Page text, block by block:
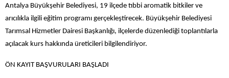
Antalya Büyükşehir Belediyesi, 19 ilçede tıbbi aromatik bitkiler ve
arıcılıkla ilgili eğitim programı gerçekleştirecek. Büyükşehir Belediyesi
Tarımsal Hizmetler Dairesi Başkanlığı, ilçelerde düzenlediği toplantılarla
açılacak kurs hakkında üreticileri bilgilendiriyor.
ÖN KAYIT BAŞVURULARI BAŞLADI